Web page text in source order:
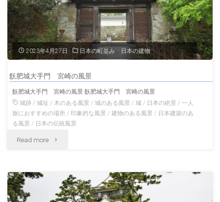
島
の
夏
風
景"
2023年4月27日 日本の町並み 日本の建物
飫肥城大手門 宮崎の風景
飫肥城大手門 宮崎の風景 飫肥城大手門 宮崎の風景
城跡 /城址 / 木のある風景 /城のある風景 /城 / 日本の絶景 /一人
旅におすすめの場所 / 印象的な風景 /建物のある風景 / 日本建築のあ
る風景 / 日本の伝統風景
Read more "飫
大